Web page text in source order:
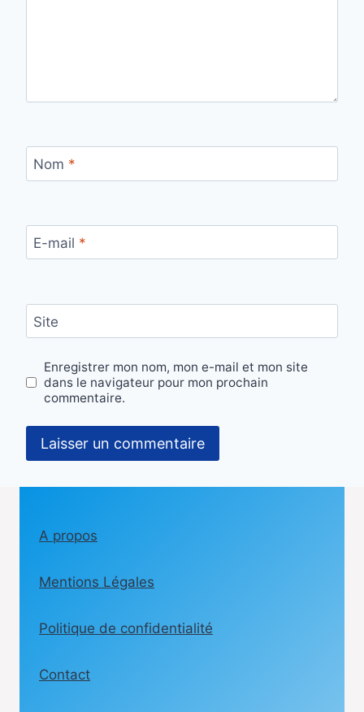
Nom *
E-mail *
Site
Enregistrer mon nom, mon e-mail et mon site
dans le navigateur pour mon prochain
commentaire.
A propos
Mentions Légales
Politique de confidentialité
Contact